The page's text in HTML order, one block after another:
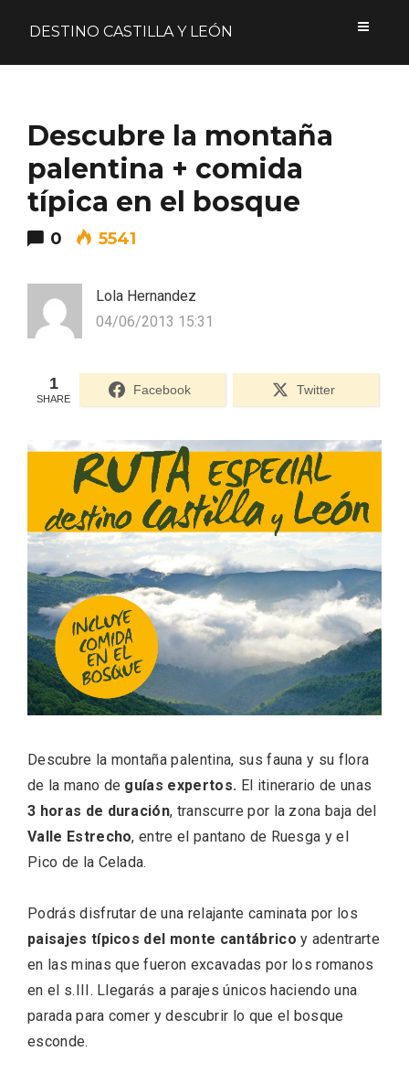
DESTINO CASTILLA Y LEÓN
Descubre la montaña
palentina + comida
típica en el bosque
0 5541
Lola Hernandez
04/06/2013 15:31
1
SHARE
Facebook Twitter
Descubre la montaña palentina, sus fauna y su flora
de la mano de guías expertos. El itinerario de unas
3 horas de duración, transcurre por la zona baja del
Valle Estrecho, entre el pantano de Ruesga y el
Pico de la Celada.
Podrás disfrutar de una relajante caminata por los
paisajes típicos del monte cantábrico y adentrarte
en las minas que fueron excavadas por los romanos
en el s.III. Llegarás a parajes únicos haciendo una
parada para comer y descubrir lo que el bosque
esconde.
Nombre de usuario o correo electrónico
Contraseña
Recuérdame
Ultimas entradas
Fiesta de los Fueros 2026 de Sepúlveda
y Feria de Artesanía